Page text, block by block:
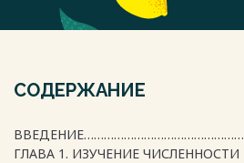
СОДЕРЖАНИЕ
ГЛАВА 1. ИЗУЧЕНИЕ ЧИСЛЕННОСТИ